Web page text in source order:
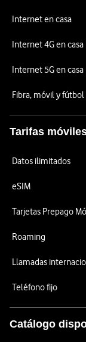
Internet en casa
Internet 4G en
Internet 5G en casa
Fibra, móvil y fútbol
Tarifas
Datos ilimitados
eSIM
Tarjetas Prepago
Roaming
Llamadas
Teléfono fijo
Catálogo